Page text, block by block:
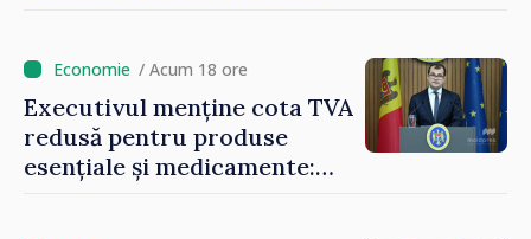
/ Acum 18 ore
Executivul menține cota TVA
redusă pentru produse
esențiale și medicamente: